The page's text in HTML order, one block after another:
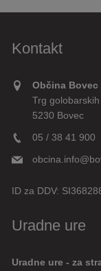
Kontakt
Občina Bovec
Trg
5230 Bovec
05 / 38 41 900
ID za DDV:
Uradne ure
Uradne ure - za